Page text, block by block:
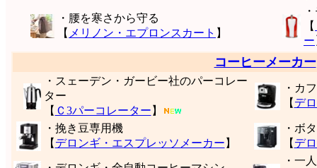
・腰を寒さから守る
【 メリノン・エプロンスカート 】
【
ー
コーヒーメーカー
・スェーデン・ガービー社のパーコレー
ター
【 Ｃ3パーコレーター 】
・カ
【 デ
・挽き豆専用機
【 デロンギ・エスプレッソメーカー 】
・ボ
【 デ
・一